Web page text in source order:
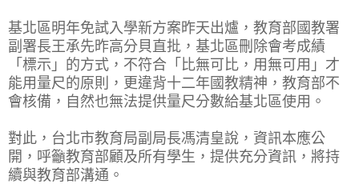
基北區明年免試入學新方案昨天出爐，教育部國教署
副署長王承先昨高分貝直批，基北區刪除會考成績
「標示」的方式，不符合「比無可比，用無可用」才
能用量尺的原則，更違背十二年國教精神，教育部不
會核備，自然也無法提供量尺分數給基北區使用。
對此，台北市教育局副局長馮清皇說，資訊本應公
開，呼籲教育部顧及所有學生，提供充分資訊，將持
續與教育部溝通。